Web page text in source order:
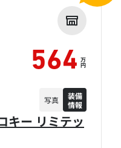
キー リミテッ
564 万
円
写真
装備
情報